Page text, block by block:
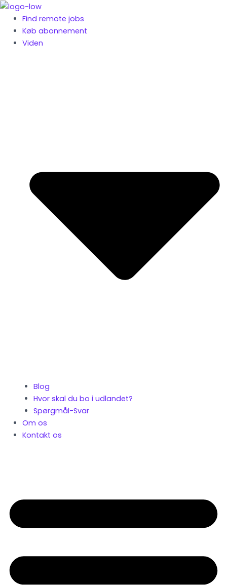
Gå
indholdet
Find remote jobs
Køb abonnement
Viden
Blog
Hvor skal du bo i udlandet?
Spørgmål-Svar
Om os
Kontakt os